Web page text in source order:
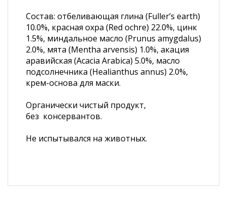
Состав: отбеливающая глина (Fuller’s earth)
10.0%, красная охра (Red ochre) 22.0%, цинк
1.5%, миндальное масло (Prunus amygdalus)
2.0%, мята (Mentha arvensis) 1.0%, акация
аравийская (Acacia Arabica) 5.0%, масло
подсолнечника (Healianthus annus) 2.0%,
крем-основа для маски.
Органически чистый продукт,
без консервантов.
Не испытывался на животных.